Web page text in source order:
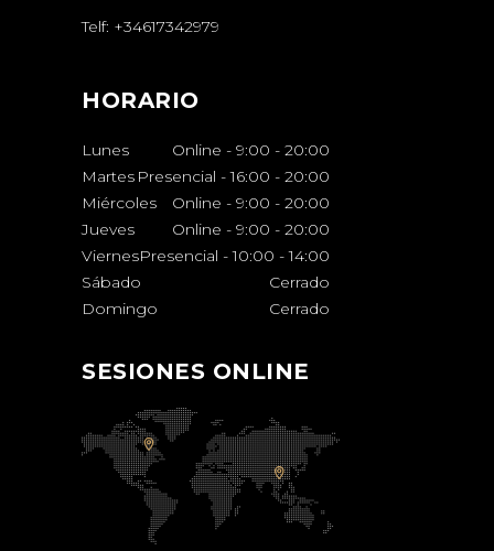
Telf: +34617342979
HORARIO
Lunes Online - 9:00 - 20:00
Martes Presencial - 16:00 - 20:00
Miércoles
Online - 9:00 - 20:00
Jueves
Online - 9:00 - 20:00
ViernesPresencial - 10:00 - 14:00
Sábado
Cerrado
Domingo
Cerrado
SESIONES ONLINE